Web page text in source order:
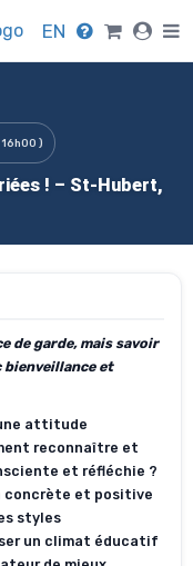
EN
)
! – St-Hubert,
de garde, mais savoir
bienveillance et
attitude
reconnaître et
et réfléchie ?
concrète et positive
styles
un climat éducatif